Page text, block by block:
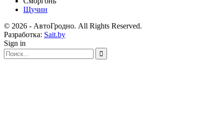
Щучин
© 2026 - АвтоГродно. All Rights Reserved.
Разработка: Sait.by
Sign in